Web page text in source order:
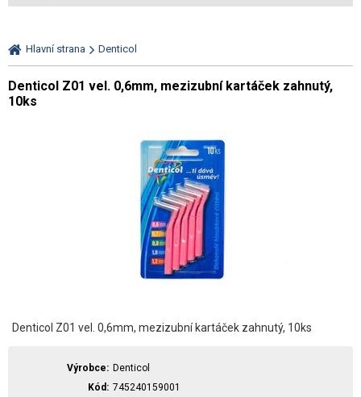
Hlavní strana Denticol
Denticol Z01 vel. 0,6mm, mezizubní kartáček zahnutý,
10ks
Denticol Z01 vel. 0,6mm, mezizubní kartáček zahnutý, 10ks
Výrobce
Denticol
Kód
745240159001